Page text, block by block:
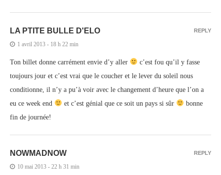
LA PTITE BULLE D'ELO
1 avril 2013 - 18 h 22 min
Ton billet donne carrément envie d’y aller
c’est fou qu’il y fasse
toujours jour et c’est vrai que le coucher et le lever du soleil nous
conditionne, il n’y a pu’à voir avec le changement d’heure que l’on a
eu ce week end
et c’est génial que ce soit un pays si sûr
bonne
fin de journée!
REPLY
NOWMADNOW
10 mai 2013 - 22 h 31 min
REPLY